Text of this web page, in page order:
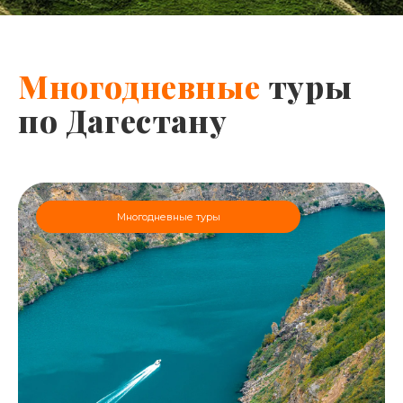
Многодневные туры
по Дагестану
Многодневные туры